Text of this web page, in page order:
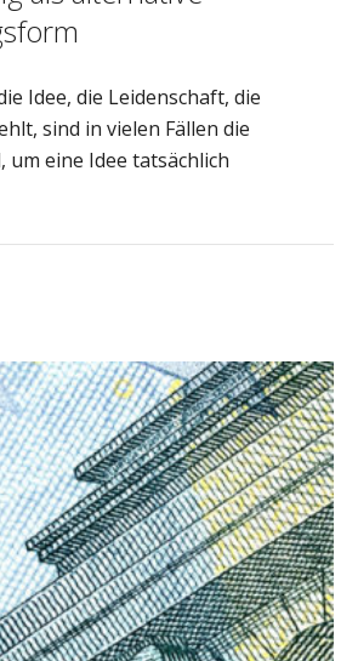
Idee, die Leidenschaft, die
sind in vielen Fällen die
eine Idee tatsächlich